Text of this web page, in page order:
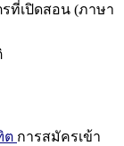
ที่เปิดสอน (ภาษา
ต การสมัครเข้า